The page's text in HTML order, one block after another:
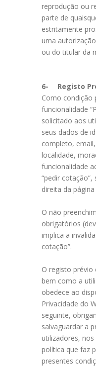
reprodução ou
parte de
estritamente
uma
ou do titular da
6-
Registo
Como condição
funcionalidade
solicitado aos
seus dados de
completo,
localidade,
funcionalidade
“pedir
direita da
O não
obrigatórios
implica a
cotação”.
O registo prévio
bem como a
obedece ao
Privacidade do
seguinte,
salvaguardar a
utilizadores,
política que faz
presentes